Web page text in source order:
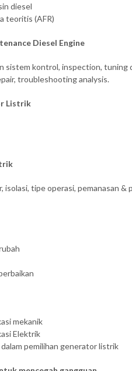
diesel
teoritis (AFR)
Diesel Engine
sistem kontrol, inspection,
troubleshooting analysis.
Listrik
isolasi, tipe operasi, pemanasan
mekanik
Elektrik
pemilihan generator listrik